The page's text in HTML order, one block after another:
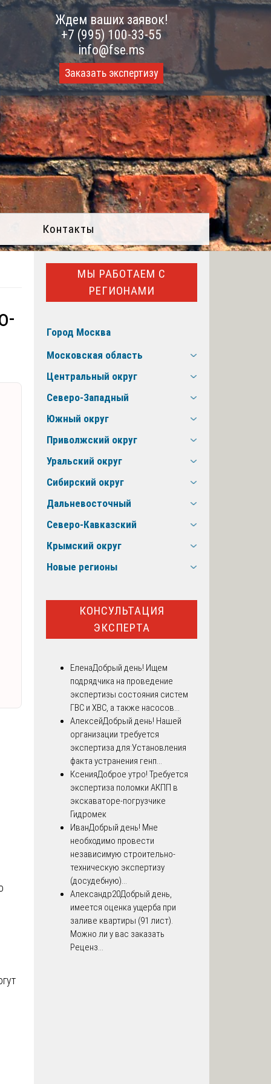
Ждем ваших заявок!
+7 (995) 100-33-55
info@fse.ms
Заказать экспертизу
Контакты
МЫ РАБОТАЕМ С
РЕГИОНАМИ
Город Москва
Московская область
Центральный округ
Северо-Западный
Южный округ
Приволжский округ
Уральский округ
Сибирский округ
Дальневосточный
Северо-Кавказский
Крымский округ
Новые регионы
КОНСУЛЬТАЦИЯ
ЭКСПЕРТА
ЕленаДобрый день! Ищем
подрядчика на проведение
экспертизы состояния систем
ГВС и ХВС, а также насосов...
АлексейДобрый день! Нашей
организации требуется
экспертиза для:Установления
факта устранения генп...
КсенияДоброе утро! Требуется
экспертиза поломки АКПП в
экскаваторе-погрузчике
Гидромек
ИванДобрый день! Мне
необходимо провести
независимую строительно-
техническую экспертизу
(досудебную)...
Александр20Добрый день,
имеется оценка ущерба при
заливе квартиры (91 лист).
Можно ли у вас заказать
Реценз...